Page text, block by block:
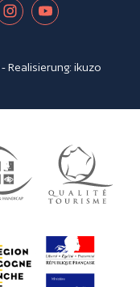
- Realisierung:ikuzo